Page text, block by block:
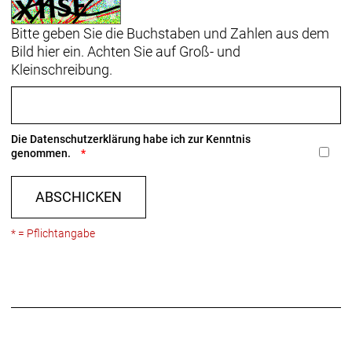
Sitzturm, Kettenführung, T47-Innenlager,
Schutzblechösen, integrierte Befestigungselemente
für Rahmentasche, Flat Mount-
Scheibenbremsaufnahme, 142 x 12 mm
Steckachse
Rahmengröße: 49
Rahmenmaterial: Carbon
Gangschaltung: SRAM RED XPLR eTap AXS, max.
44 Z. an größtem Ritzel
RED eTap AXS, 12fach
Bitte geben Sie die Buchstaben und Zahlen aus dem
Bild hier ein. Achten Sie auf Groß- und
Kleinschreibung.
Die Datenschutzerklärung habe ich zur Kenntnis
genommen.
ABSCHICKEN
* = Pflichtangabe